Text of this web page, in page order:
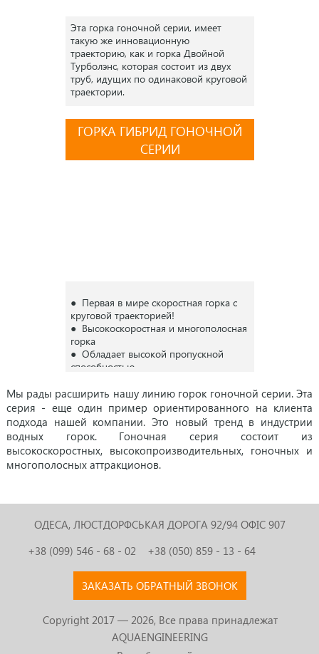
Эта горка гоночной серии, имеет
такую же инновационную
траекторию, как и горка Двойной
Турболэнс, которая состоит из двух
труб, идущих по одинаковой круговой
траектории.
ГОРКА ГИБРИД ГОНОЧНОЙ
СЕРИИ
● Первая в мире скоростная горка с
круговой траекторией!
● Высокоскоростная и многополосная
горка
● Обладает высокой пропускной
способностью
Мы рады расширить нашу линию горок гоночной серии. Эта
серия - еще один пример ориентированного на клиента
подхода нашей компании. Это новый тренд в индустрии
водных горок. Гоночная серия состоит из
высокоскоростных, высокопроизводительных, гоночных и
многополосных аттракционов.
ОДЕСА, ЛЮСТДОРФСЬКАЯ ДОРОГА 92/94ОФІС 907
+38 (099) 546 - 68 - 02
+38 (050) 859 - 13 - 64
ЗАКАЗАТЬ ОБРАТНЫЙ ЗВОНОК
Copyright 2017 — 2026, Все права принадлежат
AQUAENGINEERING